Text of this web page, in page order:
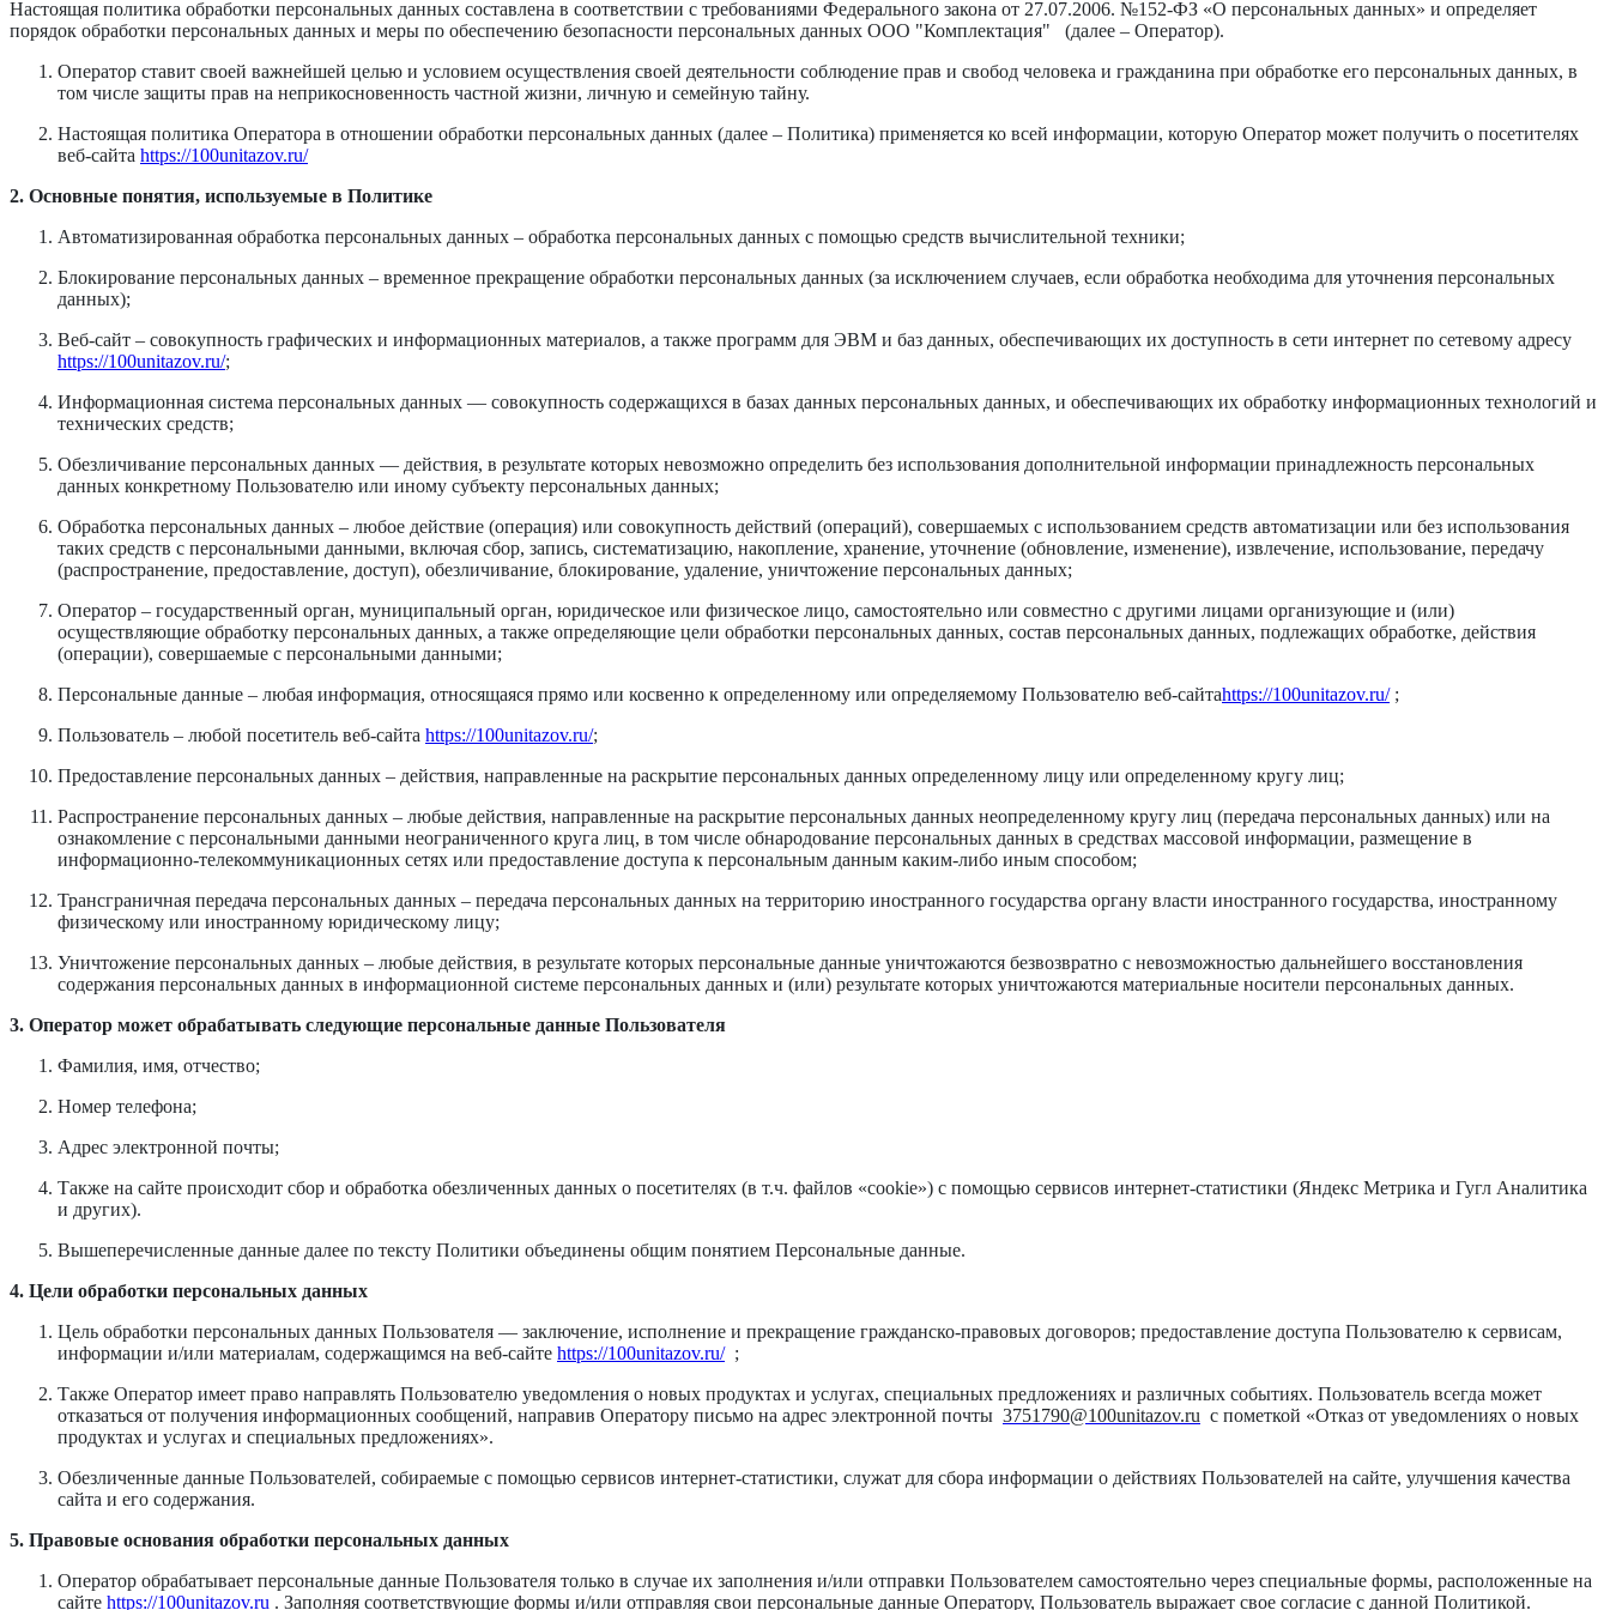
Настоящая политика обработки персональных данных составлена в соответствии с требованиями Федерального закона от 27.07.2006. №152-ФЗ «О персональных данных» и определяет
порядок обработки персональных данных и меры по обеспечению безопасности персональных данных ООО "Комплектация" (далее – Оператор).
Оператор ставит своей важнейшей целью и условием осуществления своей деятельности соблюдение прав и свобод человека и гражданина при обработке его персональных данных, в
том числе защиты прав на неприкосновенность частной жизни, личную и семейную тайну.
Настоящая политика Оператора в отношении обработки персональных данных (далее – Политика) применяется ко всей информации, которую Оператор может получить о посетителях
веб-сайта https://100unitazov.ru/
2. Основные понятия, используемые в Политике
Автоматизированная обработка персональных данных – обработка персональных данных с помощью средств вычислительной техники;
Блокирование персональных данных – временное прекращение обработки персональных данных (за исключением случаев, если обработка необходима для уточнения персональных
данных);
Веб-сайт – совокупность графических и информационных материалов, а также программ для ЭВМ и баз данных, обеспечивающих их доступность в сети интернет по сетевому адресу
https://100unitazov.ru/;
Информационная система персональных данных — совокупность содержащихся в базах данных персональных данных, и обеспечивающих их обработку информационных технологий и
технических средств;
Обезличивание персональных данных — действия, в результате которых невозможно определить без использования дополнительной информации принадлежность персональных
данных конкретному Пользователю или иному субъекту персональных данных;
Обработка персональных данных – любое действие (операция) или совокупность действий (операций), совершаемых с использованием средств автоматизации или без использования
таких средств с персональными данными, включая сбор, запись, систематизацию, накопление, хранение, уточнение (обновление, изменение), извлечение, использование, передачу
(распространение, предоставление, доступ), обезличивание, блокирование, удаление, уничтожение персональных данных;
Оператор – государственный орган, муниципальный орган, юридическое или физическое лицо, самостоятельно или совместно с другими лицами организующие и (или)
осуществляющие обработку персональных данных, а также определяющие цели обработки персональных данных, состав персональных данных, подлежащих обработке, действия
(операции), совершаемые с персональными данными;
Персональные данные – любая информация, относящаяся прямо или косвенно к определенному или определяемому Пользователю веб-сайтаhttps://100unitazov.ru/;
Пользователь – любой посетитель веб-сайта https://100unitazov.ru/;
Предоставление персональных данных – действия, направленные на раскрытие персональных данных определенному лицу или определенному кругу лиц;
Распространение персональных данных – любые действия, направленные на раскрытие персональных данных неопределенному кругу лиц (передача персональных данных) или на
ознакомление с персональными данными неограниченного круга лиц, в том числе обнародование персональных данных в средствах массовой информации, размещение в
информационно-телекоммуникационных сетях или предоставление доступа к персональным данным каким-либо иным способом;
Трансграничная передача персональных данных – передача персональных данных на территорию иностранного государства органу власти иностранного государства, иностранному
физическому или иностранному юридическому лицу;
Уничтожение персональных данных – любые действия, в результате которых персональные данные уничтожаются безвозвратно с невозможностью дальнейшего восстановления
содержания персональных данных в информационной системе персональных данных и (или) результате которых уничтожаются материальные носители персональных данных.
3. Оператор может обрабатывать следующие персональные данные Пользователя
Фамилия, имя, отчество;
Номер телефона;
Адрес электронной почты;
Также на сайте происходит сбор и обработка обезличенных данных о посетителях (в т.ч. файлов «cookie») с помощью сервисов интернет-статистики (Яндекс Метрика и Гугл Аналитика
и других).
Вышеперечисленные данные далее по тексту Политики объединены общим понятием Персональные данные.
4. Цели обработки персональных данных
Цель обработки персональных данных Пользователя — заключение, исполнение и прекращение гражданско-правовых договоров; предоставление доступа Пользователю к сервисам,
информации и/или материалам, содержащимся на веб-сайте https://100unitazov.ru/;
Также Оператор имеет право направлять Пользователю уведомления о новых продуктах и услугах, специальных предложениях и различных событиях. Пользователь всегда может
отказаться от получения информационных сообщений, направив Оператору письмо на адрес электронной почты 3751790@100unitazov.ru с пометкой «Отказ от уведомлениях о новых
продуктах и услугах и специальных предложениях».
Обезличенные данные Пользователей, собираемые с помощью сервисов интернет-статистики, служат для сбора информации о действиях Пользователей на сайте, улучшения качества
сайта и его содержания.
5. Правовые основания обработки персональных данных
Оператор обрабатывает персональные данные Пользователя только в случае их заполнения и/или отправки Пользователем самостоятельно через специальные формы, расположенные на
сайте https://100unitazov.ru . Заполняя соответствующие формы и/или отправляя свои персональные данные Оператору, Пользователь выражает свое согласие с данной Политикой.